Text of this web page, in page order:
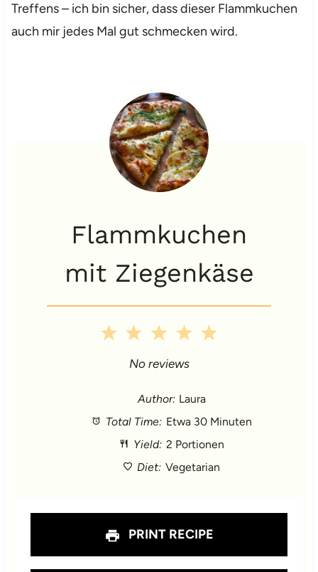
Treffens – ich bin sicher, dass dieser Flammkuchen
auch mir jedes Mal gut schmecken wird.
Flammkuchen
mit Ziegenkäse
5
a
4
t
a
3
S
t
a
2
S
t
a
1
a
No reviews
Author: Laura
Total Time: Etwa 30 Minuten
Yield: 2 Portionen
Diet: Vegetarian
PRINT RECIPE